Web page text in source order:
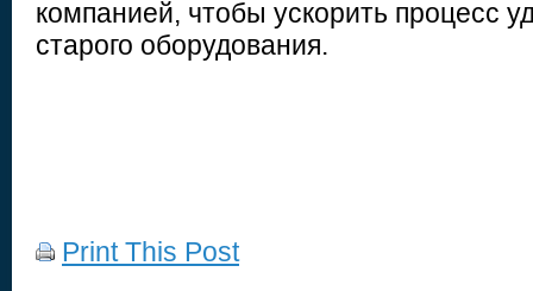
компанией, чтобы ускорить процесс
старого оборудования.
Print This Post